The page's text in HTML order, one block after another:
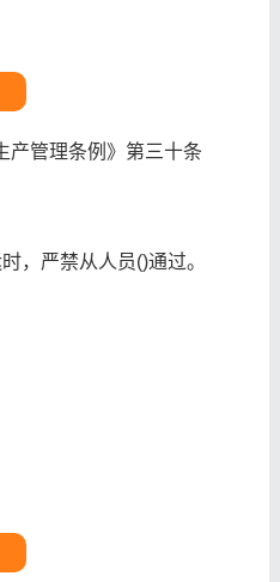
产管理条例》第三十条
，严禁从人员()通过。